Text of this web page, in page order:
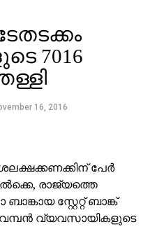
7016
16, 2016
പേര്‍
രാജ്യത്തെ
സ്റ്റേറ്റ് ബാങ്ക്
വ്യവസായികളുടെ